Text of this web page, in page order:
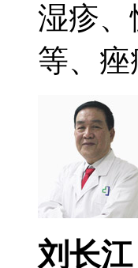
湿疹
等、
刘长江